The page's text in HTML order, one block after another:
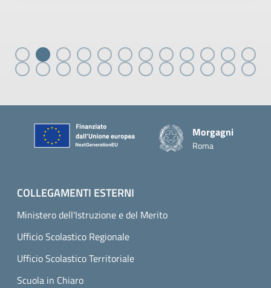
Piè di pagina
Morgagni
Roma
COLLEGAMENTI ESTERNI
Ministero dell'Istruzione e del Merito
Ufficio Scolastico Regionale
Ufficio Scolastico Territoriale
Scuola in Chiaro